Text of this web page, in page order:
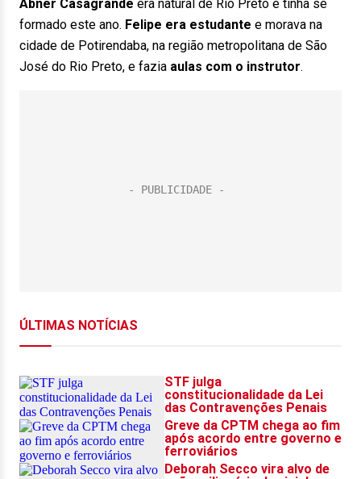
Abner Casagrande era natural de Rio Preto e tinha se
formado este ano. Felipe era estudante e morava na
cidade de Potirendaba, na região metropolitana de São
José do Rio Preto, e fazia aulas com o instrutor.